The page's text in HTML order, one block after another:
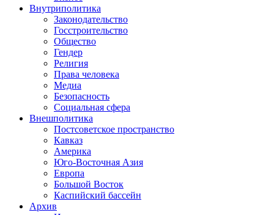
Внутриполитика
Законодательство
Госстроительство
Общество
Гендер
Религия
Права человека
Медиа
Безопасность
Социальная сфера
Внешполитика
Постсоветское пространство
Кавказ
Америка
Юго-Восточная Азия
Европа
Большой Восток
Каспийский бассейн
Архив